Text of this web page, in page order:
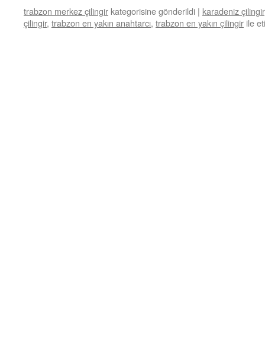
trabzon merkez çilingir kategorisine gönderildi | karadeniz çilingir
çilingir, trabzon en yakın anahtarcı, trabzon en yakın çilingir ile